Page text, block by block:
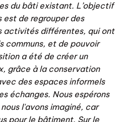
du bâti existant. L’objectif
de regrouper des
activités différentes, qui ont
communs, et de pouvoir
a été de créer un
grâce à la conservation
des espaces informels
échanges. Nous espérons
l'avons imaginé, car
pour le bâtiment. Sur le